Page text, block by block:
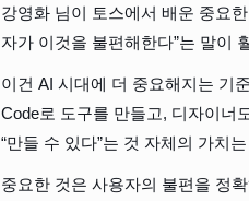
강영화 님이 토스에서 배운 중요
자가 이것을 불편해한다”는 말이
이건 AI 시대에 더 중요해지는 기
Code로 도구를 만들고, 디자이너
“만들 수 있다”는 것 자체의 가치
중요한 것은 사용자의 불편을 정